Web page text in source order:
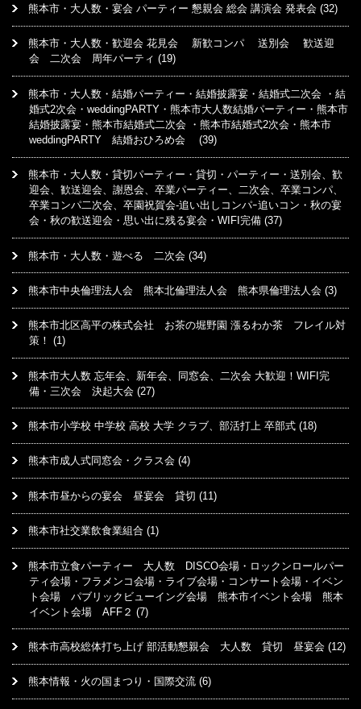
熊本市・大人数・宴会 パーティー 懇親会 総会 講演会 発表会 (32)
熊本市・大人数・歓迎会 花見会 新歓コンパ 送別会 歓送迎
会 二次会 周年パーティ (19)
熊本市・大人数・結婚パーティー・結婚披露宴・結婚式二次会 ・結
婚式2次会・weddingPARTY・熊本市大人数結婚パーティー・熊本市
結婚披露宴・熊本市結婚式二次会 ・熊本市結婚式2次会・熊本市
weddingPARTY 結婚おひろめ会 (39)
熊本市・大人数・貸切パーティー・貸切・パーティー・送別会、歓
迎会、歓送迎会、謝恩会、卒業パーティー、二次会、卒業コンパ、
卒業コンパ二次会、卒園祝賀会-追い出しコンパｰ追いコン・秋の宴
会・秋の歓送迎会・思い出に残る宴会・WIFI完備 (37)
熊本市・大人数・遊べる 二次会 (34)
熊本市中央倫理法人会 熊本北倫理法人会 熊本県倫理法人会 (3)
熊本市北区高平の株式会社 お茶の堀野園 漲るわか茶 フレイル対
策！ (1)
熊本市大人数 忘年会、新年会、同窓会、二次会 大歓迎！WIFI完
備・三次会 決起大会 (27)
熊本市小学校 中学校 高校 大学 クラブ、部活打上 卒部式 (18)
熊本市成人式同窓会・クラス会 (4)
熊本市昼からの宴会 昼宴会 貸切 (11)
熊本市社交業飲食業組合 (1)
熊本市立食パーティー 大人数 DISCO会場・ロックンロールパー
ティ会場・フラメンコ会場・ライブ会場・コンサート会場・イベン
ト会場 パブリックビューイング会場 熊本市イベント会場 熊本
イベント会場 AFF２ (7)
熊本市高校総体打ち上げ 部活動懇親会 大人数 貸切 昼宴会 (12)
熊本情報・火の国まつり・国際交流 (6)